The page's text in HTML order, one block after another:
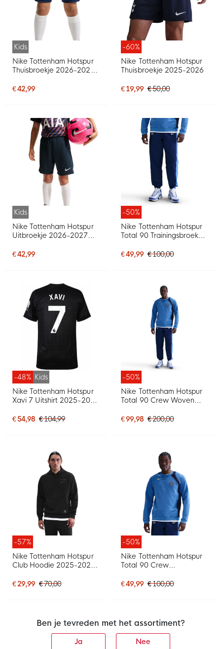
Kids
Nike Tottenham Hotspur
Thuisbroekje 2026-2027
€ 42,99
-60%
Nike Tottenham Hotspur
Thuisbroekje 2025-2026
€ 19,99 € 50,00
Kids
Nike Tottenham Hotspur
Uitbroekje 2026-2027
€ 42,99
-50%
Nike Tottenham Hotspur
Total 90 Trainingsbroek
Donkerblauw Blauw
€ 49,99 € 100,00
-48% Kids
Nike Tottenham Hotspur
Xavi 7 Uitshirt 2025-2026
€ 54,98 € 104,99
-50%
Nike Tottenham Hotspur
Total 90 Crew Woven
Blauw Donkerblauw
€ 99,98 € 200,00
-57%
Nike Tottenham Hotspur
Club Hoodie 2025-2026
€ 29,99 € 70,00
-50%
Nike Tottenham Hotspur
Total 90 Crew
Blauw Donkerblauw
€ 49,99 € 100,00
Ben je tevreden met het assortiment?
Ja Nee